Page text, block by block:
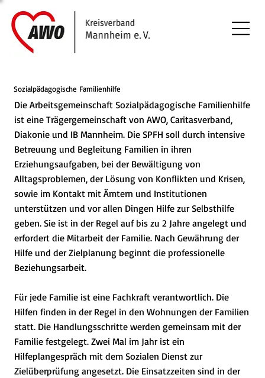
Sozialpädagogische Familienhilfe
Die Arbeitsgemeinschaft Sozialpädagogische Familienhilfe
ist eine Trägergemeinschaft von AWO, Caritasverband,
Diakonie und IB Mannheim. Die SPFH soll durch intensive
Betreuung und Begleitung Familien in ihren
Erziehungsaufgaben, bei der Bewältigung von
Alltagsproblemen, der Lösung von Konflikten und Krisen,
sowie im Kontakt mit Ämtern und Institutionen
unterstützen und vor allen Dingen Hilfe zur Selbsthilfe
geben. Sie ist in der Regel auf bis zu 2 Jahre angelegt und
erfordert die Mitarbeit der Familie. Nach Gewährung der
Hilfe und der Zielplanung beginnt die professionelle
Beziehungsarbeit.
Für jede Familie ist eine Fachkraft verantwortlich. Die
Hilfen finden in der Regel in den Wohnungen der Familien
statt. Die Handlungsschritte werden gemeinsam mit der
Familie festgelegt. Zwei Mal im Jahr ist ein
Hilfeplangespräch mit dem Sozialen Dienst zur
Zielüberprüfung angesetzt. Die Einsatzzeiten sind in der